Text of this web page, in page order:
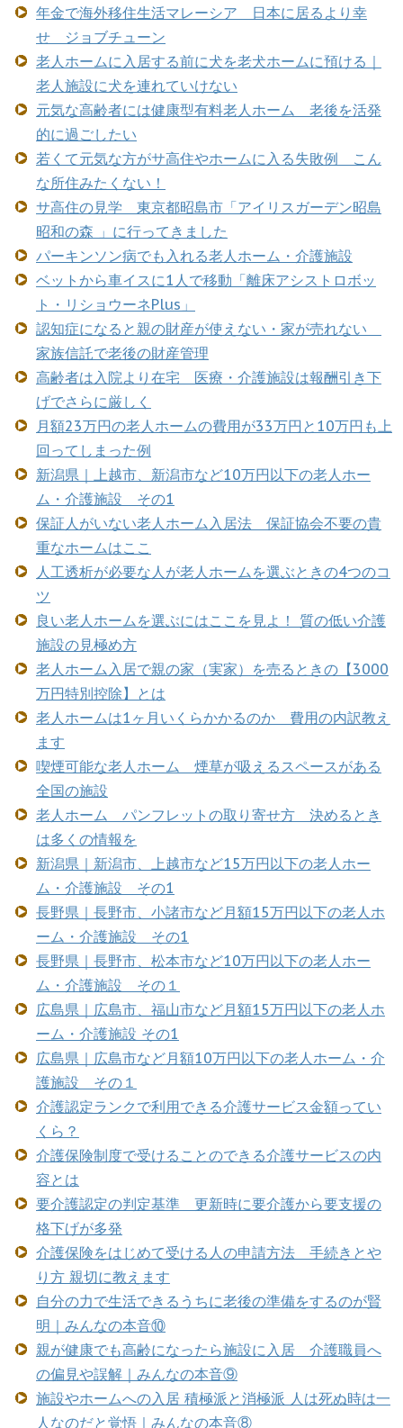
年金で海外移住生活マレーシア 日本に居るより幸
せ ジョブチューン
老人ホームに入居する前に犬を老犬ホームに預ける｜
老人施設に犬を連れていけない
元気な高齢者には健康型有料老人ホーム 老後を活発
的に過ごしたい
若くて元気な方がサ高住やホームに入る失敗例 こん
な所住みたくない！
サ高住の見学 東京都昭島市「アイリスガーデン昭島
昭和の森 」に行ってきました
パーキンソン病でも入れる老人ホーム・介護施設
ベットから車イスに1人で移動「離床アシストロボッ
ト・リショウーネPlus」
認知症になると親の財産が使えない・家が売れない
家族信託で老後の財産管理
高齢者は入院より在宅 医療・介護施設は報酬引き下
げでさらに厳しく
月額23万円の老人ホームの費用が33万円と10万円も上
回ってしまった例
新潟県｜上越市、新潟市など10万円以下の老人ホー
ム・介護施設 その1
保証人がいない老人ホーム入居法 保証協会不要の貴
重なホームはここ
人工透析が必要な人が老人ホームを選ぶときの4つのコ
ツ
良い老人ホームを選ぶにはここを見よ！ 質の低い介護
施設の見極め方
老人ホーム入居で親の家（実家）を売るときの【3000
万円特別控除】とは
老人ホームは1ヶ月いくらかかるのか 費用の内訳教え
ます
喫煙可能な老人ホーム 煙草が吸えるスペースがある
全国の施設
老人ホーム パンフレットの取り寄せ方 決めるとき
は多くの情報を
新潟県｜新潟市、上越市など15万円以下の老人ホー
ム・介護施設 その1
長野県｜長野市、小諸市など月額15万円以下の老人ホ
ーム・介護施設 その1
長野県｜長野市、松本市など10万円以下の老人ホー
ム・介護施設 その１
広島県｜広島市、福山市など月額15万円以下の老人ホ
ーム・介護施設 その1
広島県｜広島市など月額10万円以下の老人ホーム・介
護施設 その１
介護認定ランクで利用できる介護サービス金額ってい
くら？
介護保険制度で受けることのできる介護サービスの内
容とは
要介護認定の判定基準 更新時に要介護から要支援の
格下げが多発
介護保険をはじめて受ける人の申請方法 手続きとや
り方 親切に教えます
自分の力で生活できるうちに老後の準備をするのが賢
明｜みんなの本音⑩
親が健康でも高齢になったら施設に入居 介護職員へ
の偏見や誤解｜みんなの本音⑨
施設やホームへの入居 積極派と消極派 人は死ぬ時は一
人なのだと覚悟｜みんなの本音⑧